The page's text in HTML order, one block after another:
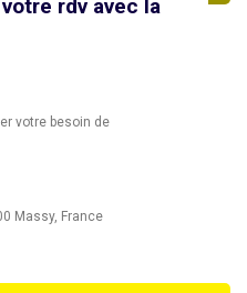
rdv avec la
votre besoin de
Massy, France